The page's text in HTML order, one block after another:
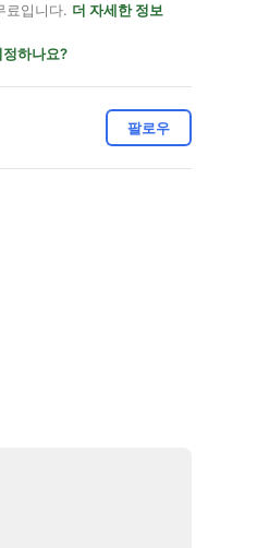
료입니다. 더 자세한 정보
정하나요?
팔로우